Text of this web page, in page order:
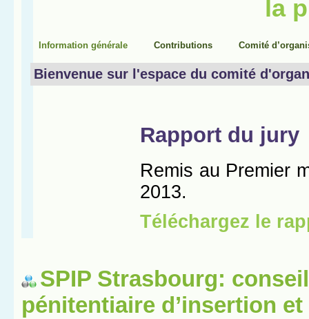
SPIP Strasbourg:
pénitentiaire d’insertion